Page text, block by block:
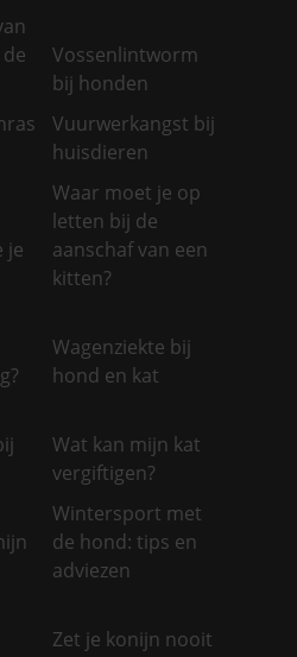
Vossenlintworm
bij honden
Vuurwerkangst bij
huisdieren
je
Waar moet je op
letten bij de
aanschaf van een
kitten?
Wagenziekte bij
hond en kat
Wat kan mijn kat
vergiftigen?
Wintersport met
de hond: tips en
adviezen
Zet je konijn nooit